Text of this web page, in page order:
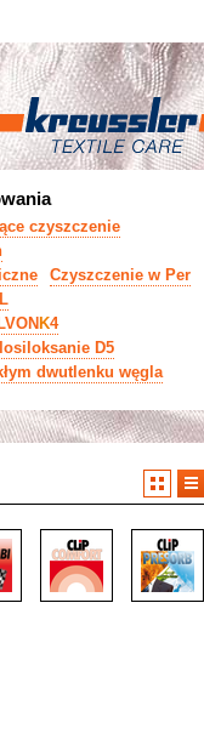
czyszczenie
Czyszczenie w Per
K4
D5
dwutlenku węgla